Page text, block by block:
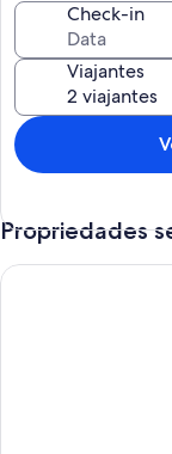
Check-in
Viajantes
Propriedades
Apartamento